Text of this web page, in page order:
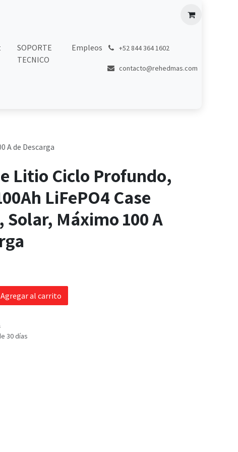
SOPORTE
TECNICO
Empleos +52 844 364 1602
contacto@rehedmas.com
A de Descarga
Litio Ciclo Profundo,
LiFePO4 Case
Solar, Máximo 100 A
Agregar al carrito
30 días